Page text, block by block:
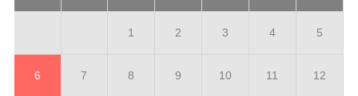
1 2 3 4 5
6 7 8 9 10 11 12